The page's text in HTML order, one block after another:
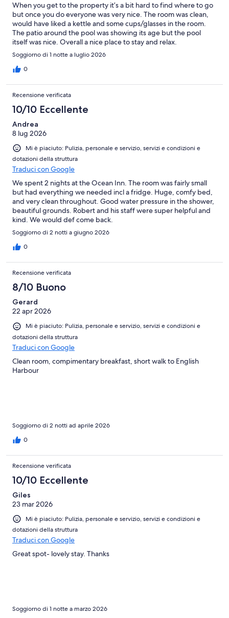
When you get to the property it’s a bit hard to find where to go
but once you do everyone was very nice. The room was clean,
would have liked a kettle and some cups/glasses in the room.
The patio around the pool was showing its age but the pool
itself was nice. Overall a nice place to stay and relax.
Soggiorno di 1 notte a luglio 2026
0
Recensione verificata
10/10 Eccellente
Andrea
8 lug 2026
Mi è piaciuto: Pulizia, personale e servizio, servizi e condizioni e
dotazioni della struttura
Traduci con Google
We spent 2 nights at the Ocean Inn. The room was fairly small
but had everything we needed incl a fridge. Huge, comfy bed,
and very clean throughout. Good water pressure in the shower,
beautiful grounds. Robert and his staff were super helpful and
kind. We would def come back.
Soggiorno di 2 notti a giugno 2026
0
Recensione verificata
8/10 Buono
Gerard
22 apr 2026
Mi è piaciuto: Pulizia, personale e servizio, servizi e condizioni e
dotazioni della struttura
Traduci con Google
Clean room, compimentary breakfast, short walk to English
Harbour
Soggiorno di 2 notti ad aprile 2026
0
Recensione verificata
10/10 Eccellente
Giles
23 mar 2026
Mi è piaciuto: Pulizia, personale e servizio, servizi e condizioni e
dotazioni della struttura
Traduci con Google
Great spot- lovely stay. Thanks
Soggiorno di 1 notte a marzo 2026